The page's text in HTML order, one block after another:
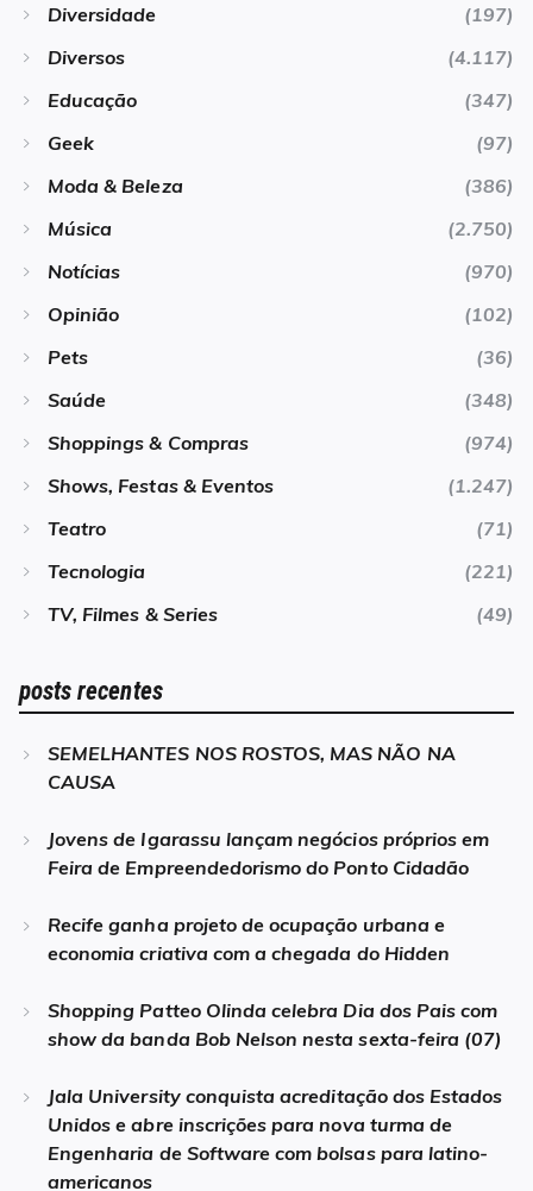
Diversidade
(197)
Diversos
(4.117)
Educação
(347)
Geek
(97)
Moda & Beleza
(386)
Música
(2.750)
Notícias
(970)
Opinião
(102)
Pets
(36)
Saúde
(348)
Shoppings & Compras
(974)
Shows, Festas & Eventos
(1.247)
Teatro
(71)
Tecnologia
(221)
TV, Filmes & Series
(49)
posts recentes
SEMELHANTES NOS ROSTOS, MAS NÃO NA
CAUSA
Jovens de Igarassu lançam negócios próprios em
Feira de Empreendedorismo do Ponto Cidadão
Recife ganha projeto de ocupação urbana e
economia criativa com a chegada do Hidden
Shopping Patteo Olinda celebra Dia dos Pais com
show da banda Bob Nelson nesta sexta-feira (07)
Jala University conquista acreditação dos Estados
Unidos e abre inscrições para nova turma de
Engenharia de Software com bolsas para latino-
americanos